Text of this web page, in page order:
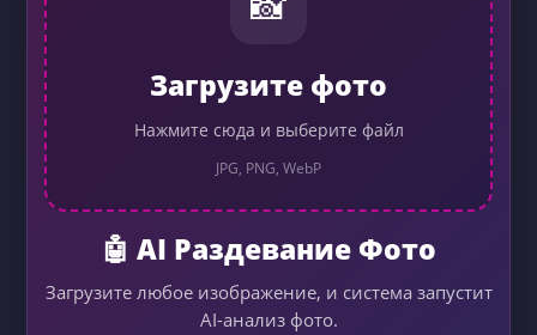
Загрузите фото
Нажмите сюда и выберите файл
JPG, PNG, WebP
🤖 AI Раздевание Фото
Загрузите любое изображение, и система запустит
AI-анализ фото.